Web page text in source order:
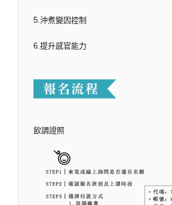
5.沖煮變因控制
6.提升感官能力
飲調證照